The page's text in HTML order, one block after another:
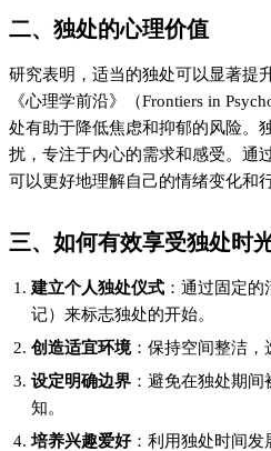
二、独处的心理价值
研究表明，适当的独处可以显著提
《心理学前沿》（Frontiers in
处有助于降低焦虑和抑郁的风险。
扰，专注于内心的需求和感受。通
可以更好地理解自己的情绪变化和
三、如何有效享受独处时
建立个人独处仪式 ：通过固定
记）来标志独处的开始。
创造适宜环境：保持空间整洁，
设定明确边界 ：避免在独处期
知。
培养兴趣爱好：利用独处时间发